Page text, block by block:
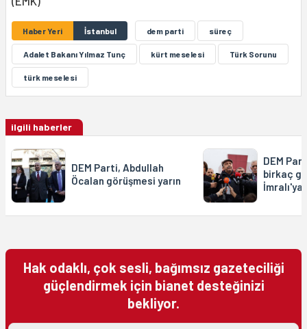
Haber Yeri İstanbul dem parti süreç
Adalet Bakanı Yılmaz Tunç kürt meselesi Türk Sorunu
türk meselesi
ilgili haberler
DEM Parti, Abdullah
Öcalan görüşmesi yarın
DEM
birkaç
Hak odaklı, çok sesli, bağımsız gazeteciliği
güçlendirmek için bianet desteğinizi
bekliyor.